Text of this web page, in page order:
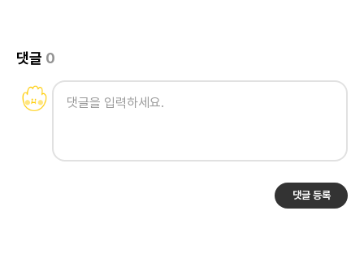
댓글 0
댓글 등록